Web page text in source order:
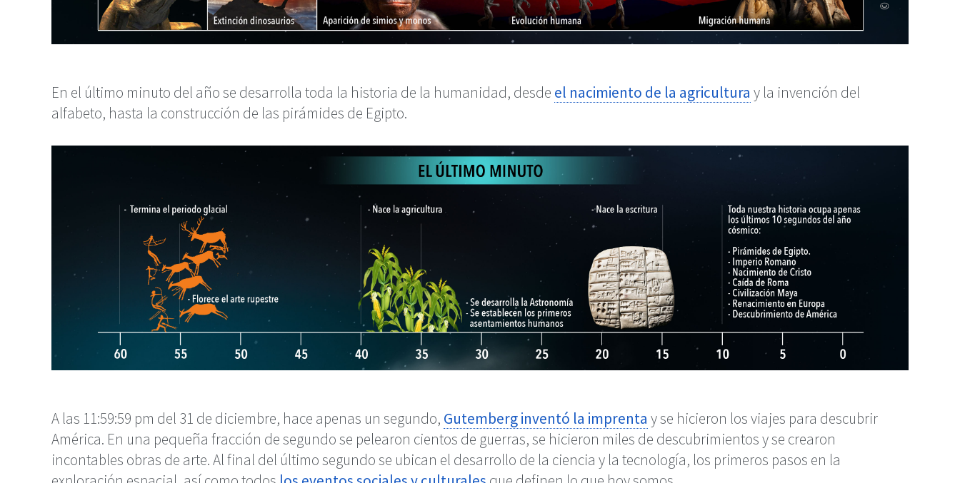
En el último minuto del año se desarrolla toda la historia de la humanidad, desde el nacimiento de la agricultura y la invención del
alfabeto, hasta la construcción de las pirámides de Egipto.
A las 11:59:59 pm del 31 de diciembre, hace apenas un segundo, Gutemberg inventó la imprenta y se hicieron los viajes para descubrir
América. En una pequeña fracción de segundo se pelearon cientos de guerras, se hicieron miles de descubrimientos y se crearon
incontables obras de arte. Al final del último segundo se ubican el desarrollo de la ciencia y la tecnología, los primeros pasos en la